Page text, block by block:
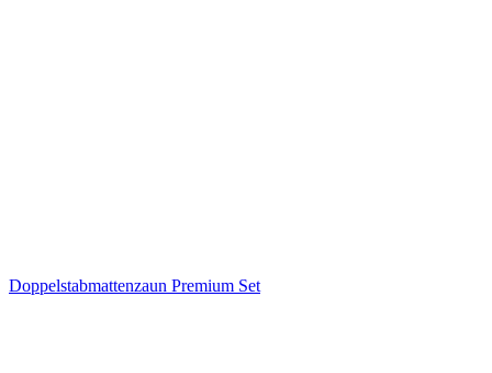
Doppelstabmattenzaun Premium Set